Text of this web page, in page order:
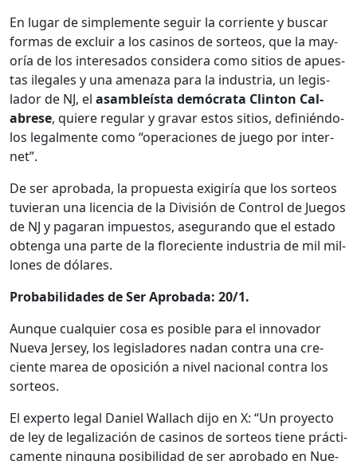
En lugar de sim­ple­mente seguir la cor­ri­ente y bus­car
for­mas de excluir a los casi­nos de sor­te­os, que la may­
oría de los intere­sa­dos con­sid­era como sitios de apues­
tas ile­gales y una ame­naza para la indus­tria, un leg­is­
lador de NJ, el asam­bleís­ta demócra­ta Clin­ton Cal­
abrese, quiere reg­u­lar y gravar estos sitios, definién­do­
los legal­mente como “opera­ciones de juego por inter­
net”.
De ser aproba­da, la prop­ues­ta exi­giría que los sor­te­os
tuvier­an una licen­cia de la División de Con­trol de Jue­gos
de NJ y pagaran impuestos, ase­gu­ran­do que el esta­do
obten­ga una parte de la flo­re­ciente indus­tria de mil mil­
lones de dólares.
Prob­a­bil­i­dades de Ser Aproba­da: 20/1.
Aunque cualquier cosa es posi­ble para el inno­vador
Nue­va Jer­sey, los leg­is­ladores nadan con­tra una cre­
ciente marea de oposi­ción a niv­el nacional con­tra los
sor­te­os.
El exper­to legal Daniel Wal­lach dijo en X: “Un proyec­to
de ley de legal­ización de casi­nos de sor­te­os tiene prác­ti­
ca­mente ningu­na posi­bil­i­dad de ser aproba­do en Nue­